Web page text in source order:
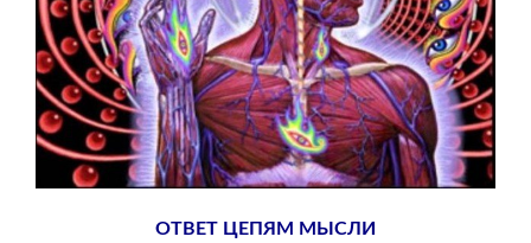
ОТВЕТ ЦЕПЯМ МЫСЛИ